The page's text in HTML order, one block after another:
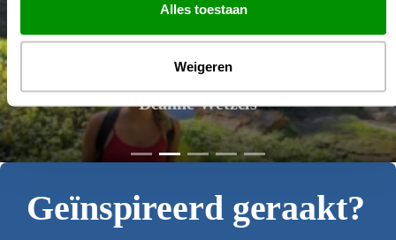
Alles toestaan
Weigeren
Déanne Wetzels
Geïnspireerd geraakt?